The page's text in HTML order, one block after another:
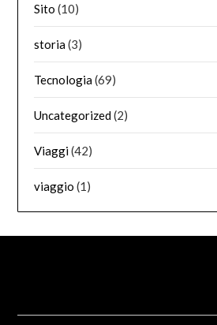
Sito (10)
storia(3)
Tecnologia(69)
Uncategorized(2)
Viaggi(42)
viaggio (1)